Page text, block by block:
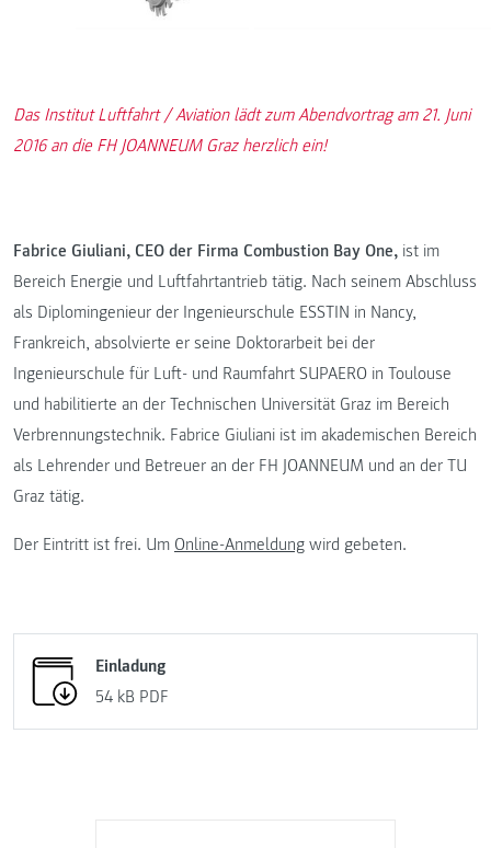
Das Institut Luftfahrt / Aviation lädt zum Abendvortrag am 21. Juni
2016 an die FH JOANNEUM Graz herzlich ein!
Fabrice Giuliani, CEO der Firma Combustion Bay One, ist im
Bereich Energie und Luftfahrtantrieb tätig. Nach seinem Abschluss
als Diplomingenieur der Ingenieurschule ESSTIN in Nancy,
Frankreich, absolvierte er seine Doktorarbeit bei der
Ingenieurschule für Luft- und Raumfahrt SUPAERO in Toulouse
und habilitierte an der Technischen Universität Graz im Bereich
Verbrennungstechnik. Fabrice Giuliani ist im akademischen Bereich
als Lehrender und Betreuer an der FH JOANNEUM und an der TU
Graz tätig.
Der Eintritt ist frei. Um Online-Anmeldung wird gebeten.
Einladung
54 kB PDF